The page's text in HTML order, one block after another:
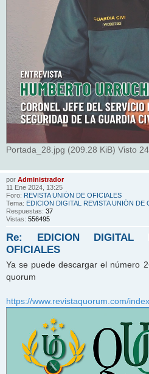
Portada_28.jpg (209.28 KiB) Visto
por Administrador
11 Ene 2024, 13:25
Foro: REVISTA UNIÓN DE OFICIALES
Tema: EDICION DIGITAL REVISTA UNIÓN DE
Respuestas: 37
Vistas: 556495
Re: EDICION DIGITAL
OFICIALES
Ya se puede descargar el número
quorum
https://www.revistaquorum.com/